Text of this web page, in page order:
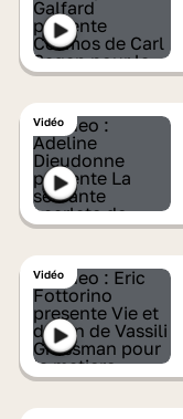
Vidéo
Vidéo